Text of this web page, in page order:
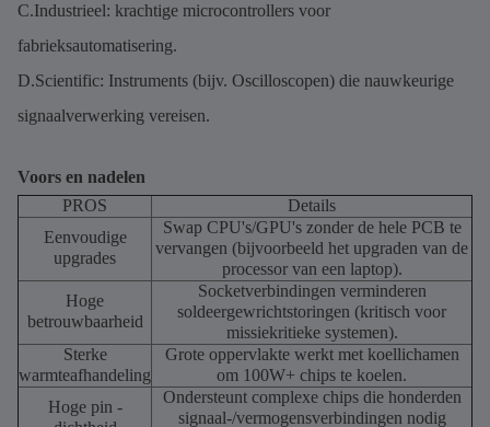
C.Industrieel: krachtige microcontrollers voor
fabrieksautomatisering.
D.Scientific: Instruments (bijv. Oscilloscopen) die nauwkeurige
signaalverwerking vereisen.
Voors en nadelen
PROS
Details
Eenvoudige
upgrades
Swap CPU's/GPU's zonder de hele PCB te
vervangen (bijvoorbeeld het upgraden van de
processor van een laptop).
Hoge
betrouwbaarheid
Socketverbindingen verminderen
soldeergewrichtstoringen (kritisch voor
missiekritieke systemen).
Sterke
warmteafhandeling
Grote oppervlakte werkt met koellichamen
om 100W+ chips te koelen.
Hoge pin -
Ondersteunt complexe chips die honderden
signaal-/vermogensverbindingen nodig